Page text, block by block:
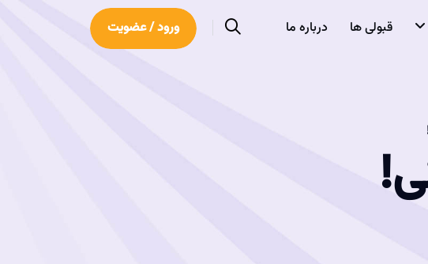
قبولی ها درباره ما ورود / عضویت